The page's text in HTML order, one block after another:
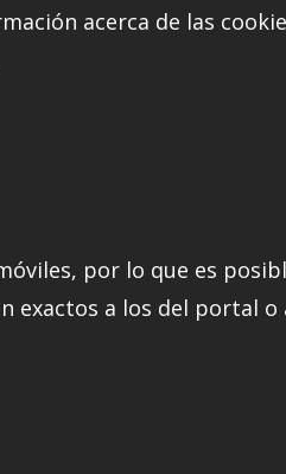
acerca de las
por lo que es
exactos a los del portal o